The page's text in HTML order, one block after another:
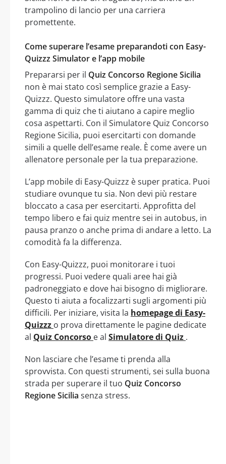
trampolino di lancio per una carriera
promettente.
Come superare l’esame preparandoti con Easy-
Quizzz Simulator e l’app mobile
Prepararsi per il Quiz Concorso Regione Sicilia
non è mai stato così semplice grazie a Easy-
Quizzz. Questo simulatore offre una vasta
gamma di quiz che ti aiutano a capire meglio
cosa aspettarti. Con il Simulatore Quiz Concorso
Regione Sicilia, puoi esercitarti con domande
simili a quelle dell’esame reale. È come avere un
allenatore personale per la tua preparazione.
L’app mobile di Easy-Quizzz è super pratica. Puoi
studiare ovunque tu sia. Non devi più restare
bloccato a casa per esercitarti. Approfitta del
tempo libero e fai quiz mentre sei in autobus, in
pausa pranzo o anche prima di andare a letto. La
comodità fa la differenza.
Con Easy-Quizzz, puoi monitorare i tuoi
progressi. Puoi vedere quali aree hai già
padroneggiato e dove hai bisogno di migliorare.
Questo ti aiuta a focalizzarti sugli argomenti più
difficili. Per iniziare, visita la homepage di Easy-
Quizzz o prova direttamente le pagine dedicate
al Quiz Concorso e al Simulatore di Quiz .
Non lasciare che l’esame ti prenda alla
sprovvista. Con questi strumenti, sei sulla buona
strada per superare il tuo Quiz Concorso
Regione Sicilia senza stress.